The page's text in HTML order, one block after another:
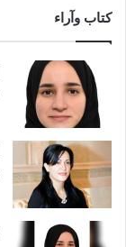
كتاب وآراء